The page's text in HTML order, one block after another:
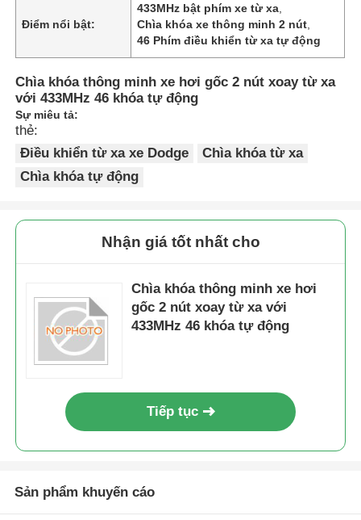
Điểm nổi bật:
433MHz bật phím xe từ xa
Chìa khóa xe thông minh 2 nút
46 Phím điều khiển từ xa tự động
Chìa khóa thông minh xe hơi gốc 2 nút xoay từ xa
với 433MHz 46 khóa tự động
Sự miêu tả:
thẻ:
Điều khiển từ xa xe Dodge
Chìa khóa từ xa
Chìa khóa tự động
Nhận giá tốt nhất cho
Chìa khóa thông minh xe hơi
gốc 2 nút xoay từ xa với
433MHz 46 khóa tự động
Tiếp tục
Sản phẩm khuyến cáo